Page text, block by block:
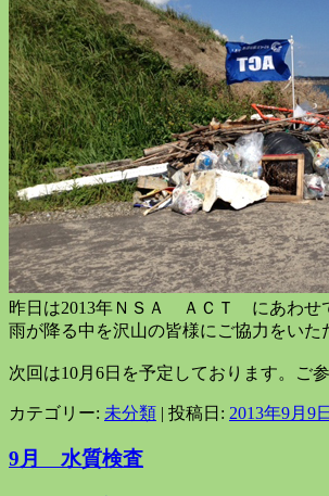
昨日は2013年ＮＳＡ ＡＣＴ にあわせ
雨が降る中を沢山の皆様にご協力をいた
次回は10月6日を予定しております。ご
カテゴリー: 未分類 | 投稿日: 2013年9月9日
9月 水質検査